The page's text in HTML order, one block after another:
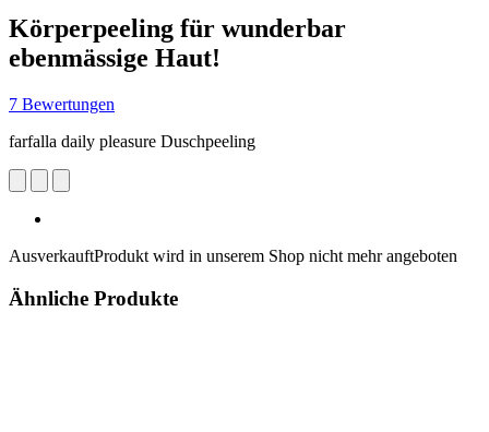
Körperpeeling für wunderbar
ebenmässige Haut!
7 Bewertungen
farfalla daily pleasure Duschpeeling
AusverkauftProdukt wird in unserem Shop nicht mehr angeboten
Ähnliche Produkte